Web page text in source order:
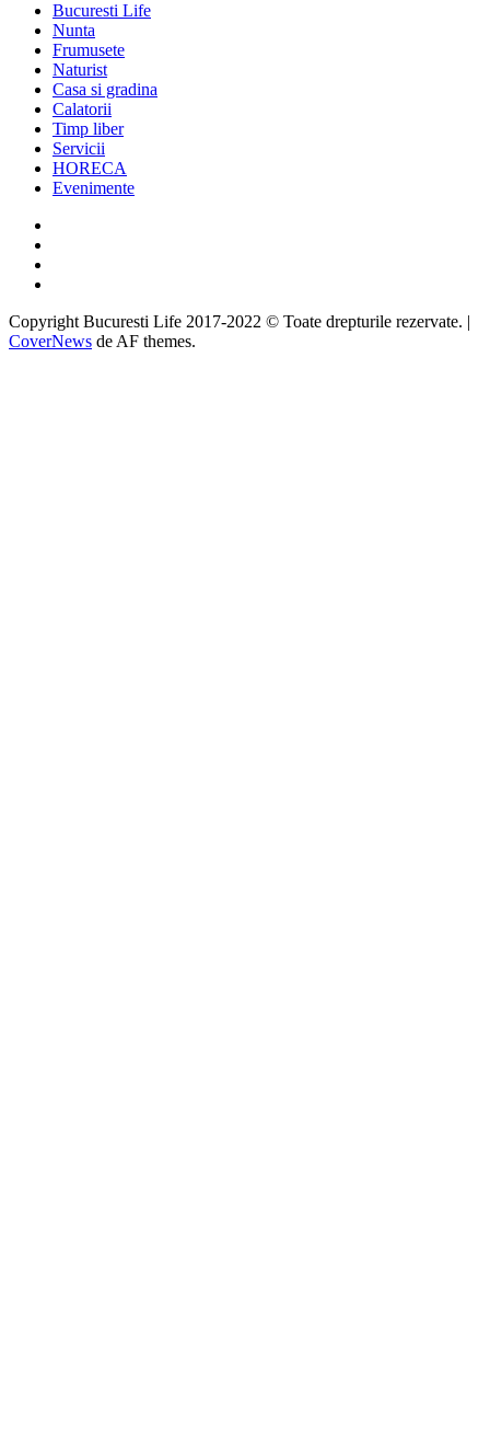
Bucuresti Life
Nunta
Frumusete
Naturist
Casa si gradina
Calatorii
Timp liber
Servicii
HORECA
Evenimente
Copyright Bucuresti Life 2017-2022 © Toate drepturile rezervate. |
CoverNews de AF themes.